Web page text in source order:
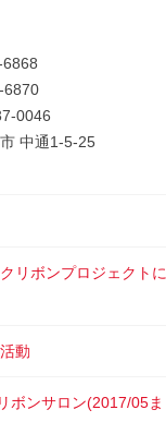
6870
0046
中通1-5-25
リボンプロジェクトに
動
ボンサロン(2017/05ま